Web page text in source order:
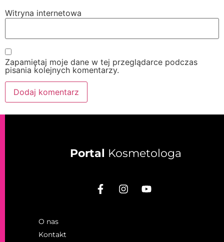
Witryna internetowa
Zapamiętaj moje dane w tej przeglądarce podczas
pisania kolejnych komentarzy.
Portal Kosmetologa
O nas
Kontakt